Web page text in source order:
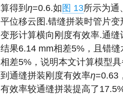
算得到 η=0.6.如图 13所示为通
平位移云图.错缝拼装时管片
变形计算横向刚度有效率.通
结果6.14 mm相差5%，且错
相差5%，说明本文计算模型
到通缝拼装刚度有效率η=0.63
有效率较通缝拼装提高了